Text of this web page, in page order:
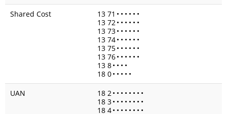
Shared Cost
13 71 • • • • • •
13 72 • • • • • •
13 73• • • • • •
13 74• • • • • •
13 75• • • • • •
13 76• • • • • •
13 8• • • •
18 0• • • • •
UAN
18 2 • • • • • • • •
18 3• • • • • • • •
18 4• • • • • • • •